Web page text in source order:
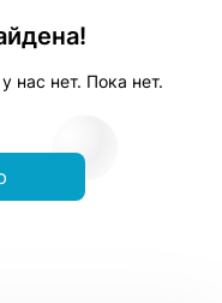
нас нет. Пока нет.